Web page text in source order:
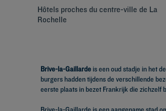
Hôtels proches du centre-ville de La
Rochelle
Brive-la-Gaillarde is een oud stadje in het
burgers hadden tijdens de verschillende
eerste plaats in bezet Frankrijk die zichzelf